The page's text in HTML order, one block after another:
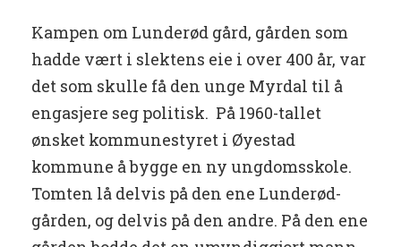
Kampen om Lunderød gård, gården som
hadde vært i slektens eie i over 400 år, var
det som skulle få den unge Myrdal til å
engasjere seg politisk. På 1960-tallet
ønsket kommunestyret i Øyestad
kommune å bygge en ny ungdomsskole.
Tomten lå delvis på den ene Lunderød-
gården, og delvis på den andre. På den ene